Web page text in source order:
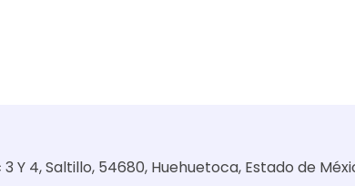
Y 4, Saltillo, 54680, Huehuetoca, Estado de